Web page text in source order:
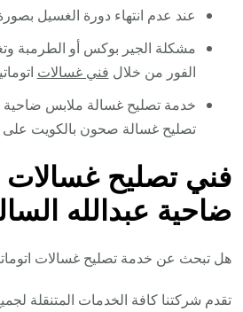
عند عدم انتهاء دورة الغسيل
مشكلة الجير بوكس أو الطرمبة
الفور من خلال فني غسالات
خدمة تصليح غسالة ملابس ضاحية
تصليح غسالة صحون بالكويت على مدار
فني تصليح غسالات
ضاحية عبدالله
هل تبحث عن خدمة تصليح غسالات
تقدم شركتنا كافة الخدمات المتنقلة